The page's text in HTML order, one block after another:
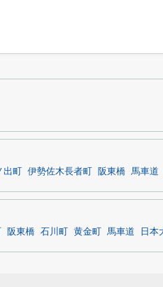
出町 伊勢佐木長者町 阪東橋 馬車道
阪東橋 石川町 黄金町 馬車道 日本